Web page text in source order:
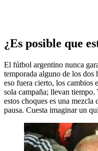
¿Es posible que
El fútbol argentino nunca
temporada alguno de los dos
eso fuera cierto, los cambios
sola campaña; llevan
estos choques es una
pausa. Cuesta imaginar un